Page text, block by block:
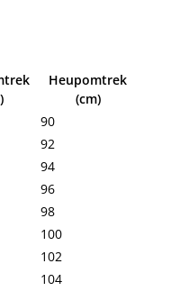
Heupomtrek
(cm)
90
92
94
96
98
100
102
104